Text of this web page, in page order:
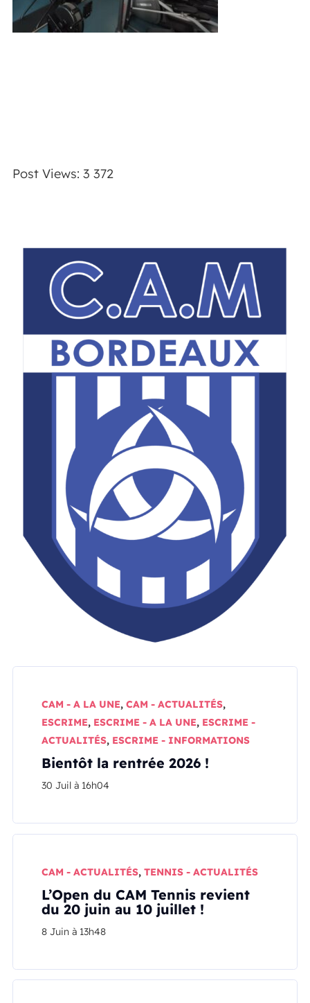
Post Views: 3 372
CAM - A LA UNE,CAM - ACTUALITÉS,
ESCRIME, ESCRIME - A LA UNE, ESCRIME -
ACTUALITÉS, ESCRIME - INFORMATIONS
Bientôt la rentrée 2026 !
30 Juil à 16h04
CAM - ACTUALITÉS,TENNIS - ACTUALITÉS
L’Open du CAM Tennis revient
du 20 juin au 10 juillet !
8 Juin à 13h48